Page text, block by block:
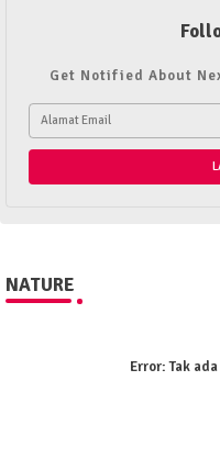
Get Notified About
NATURE
Error:Tak